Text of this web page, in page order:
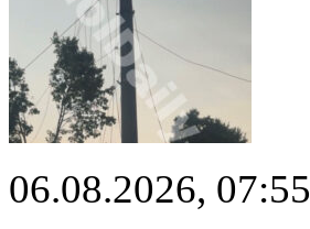
06.08.2026, 07:55